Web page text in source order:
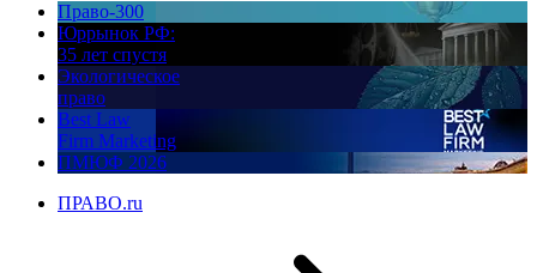
Право-300
Юррынок РФ:
35 лет спустя
Экологическое
право
Best Law
Firm Marketing
ПМЮФ 2026
ПРАВО.ru